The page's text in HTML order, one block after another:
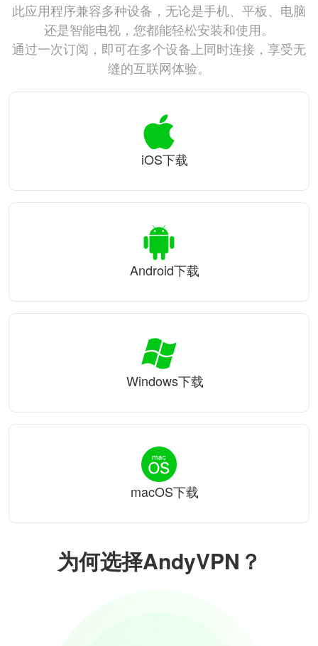
为何选择AndyVPN？
此应用程序兼容多种设备，无论是手机、平板、电脑
还是智能电视，您都能轻松安装和使用。
通过一次订阅，即可在多个设备上同时连接，享受无
缝的互联网体验。
iOS下载
Android下载
Windows下载
macOS下载